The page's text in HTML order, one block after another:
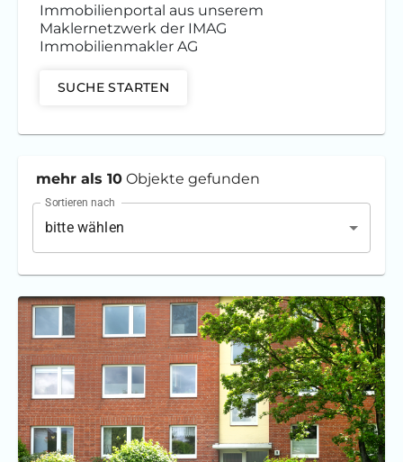
Immobilienportal aus unserem
Maklernetzwerk der IMAG
Immobilienmakler AG
SUCHESTARTEN
mehr als 10 Objekte gefunden
Sortieren nach
bitte wählen